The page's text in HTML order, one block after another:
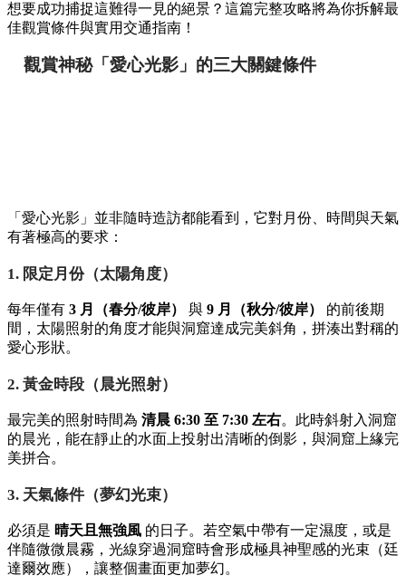
想要成功捕捉這難得一見的絕景？這篇完整攻略將為你拆解最
佳觀賞條件與實用交通指南！
觀賞神秘「愛心光影」的三大關鍵條件
「愛心光影」並非隨時造訪都能看到，它對月份、時間與天氣
有著極高的要求：
1. 限定月份（太陽角度）
每年僅有 3 月（春分/彼岸） 與 9 月（秋分/彼岸）
的前後期
間，太陽照射的角度才能與洞窟達成完美斜角，拼湊出對稱的
愛心形狀。
2. 黃金時段（晨光照射）
最完美的照射時間為 清晨 6:30 至 7:30 左右。此時斜射入洞窟
的晨光，能在靜止的水面上投射出清晰的倒影，與洞窟上緣完
美拼合。
3. 天氣條件（夢幻光束）
必須是 晴天且無強風 的日子。若空氣中帶有一定濕度，或是
伴隨微微晨霧，光線穿過洞窟時會形成極具神聖感的光束（廷
達爾效應），讓整個畫面更加夢幻。